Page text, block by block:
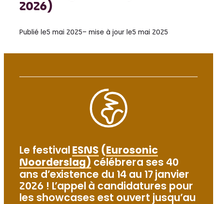
2026)
Publié le5 mai 2025– mise à jour le5 mai 2025
Le festival ESNS (Eurosonic
Noorderslag) célébrera ses 40
ans d’existence du 14 au 17 janvier
2026 ! L’appel à candidatures pour
les showcases est ouvert jusqu’au